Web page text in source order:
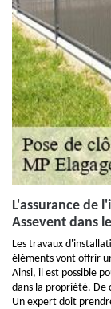
L'assurance de
Assevent dans
Les travaux
éléments vont offrir
Ainsi, il est possible
dans la propriété. De
Un expert doit